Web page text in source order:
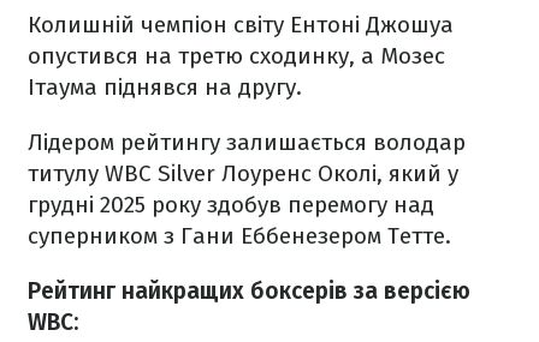
Колишній чемпіон світу Ентоні Джошуа
опустився на третю сходинку, а Мозес
Ітаума піднявся на другу.
Лідером рейтингу залишається володар
титулу WBC Silver Лоуренс Околі, який у
грудні 2025 року здобув перемогу над
суперником з Гани Еббенезером Тетте.
Рейтинг найкращих боксерів за версією
WBC: